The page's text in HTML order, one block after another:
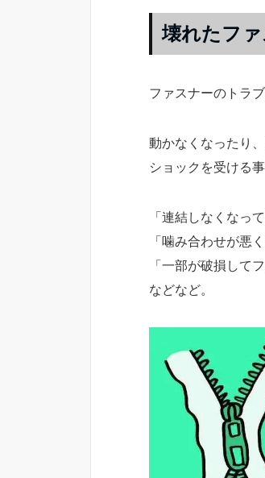
壊れたフ
ファスナーのトラ
動かなくなったり
ショックを受ける
「連結しなくなっ
「噛み合わせが悪
「一部が破損して
などなど。